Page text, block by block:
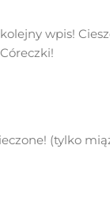
wpis!
(tylko